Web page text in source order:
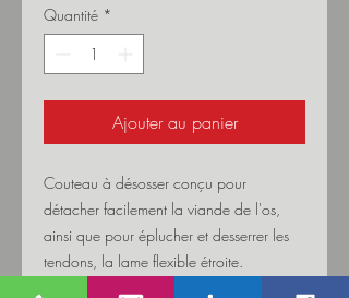
Quantité *
Ajouter au panier
Couteau à désosser conçu pour
détacher facilement la viande de l'os,
ainsi que pour éplucher et desserrer les
tendons, la lame flexible étroite.